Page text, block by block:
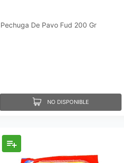
Pechuga De Pavo Fud 200 Gr
NO DISPONIBLE